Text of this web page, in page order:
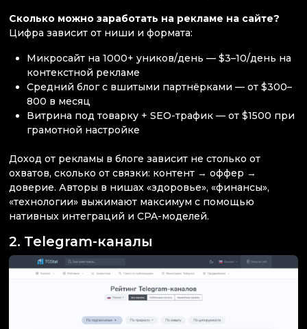
Сколько можно заработать на рекламе на сайте?
Цифра зависит от ниши и формата:
Микросайт на 1000+ уников/день — $3–10/день на
контекстной рекламе
Средний блог с вшитыми партнёрками — от $300–
800 в месяц
Витрина под товарку + SEO-трафик — от $1500 при
грамотной настройке
Доход от рекламы в блоге зависит не столько от
охватов, сколько от связки: контент → оффер →
доверие. Авторы в нишах «здоровье», «финансы»,
«технологии» выжимают максимум с помощью
нативных интеграций и CPA-моделей.
2. Telegram-каналы